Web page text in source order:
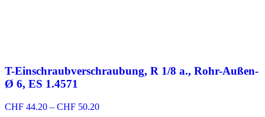
T-Einschraubverschraubung, R 1/8 a., Rohr-Außen-
Ø 6, ES 1.4571
CHF 44.20 – CHF 50.20Preisspanne: